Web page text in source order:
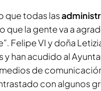
que todas las
que la gente va a
Felipe VI y doña
y han acudido al
de
con algunos